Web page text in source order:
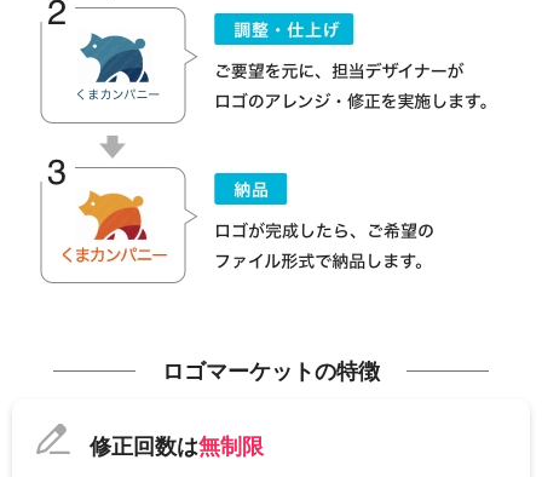
ロゴマーケットの特徴
修正回数は無制限